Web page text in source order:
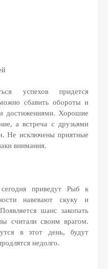
успехов придется
сбавить обороты и
достижениями. Хорошие
а встреча с друзьями
Не исключены приятные
внимания.
приведут Рыб к
навевают скуку и
шанс закопать
считали своим врагом.
в этот день, будут
недолго.